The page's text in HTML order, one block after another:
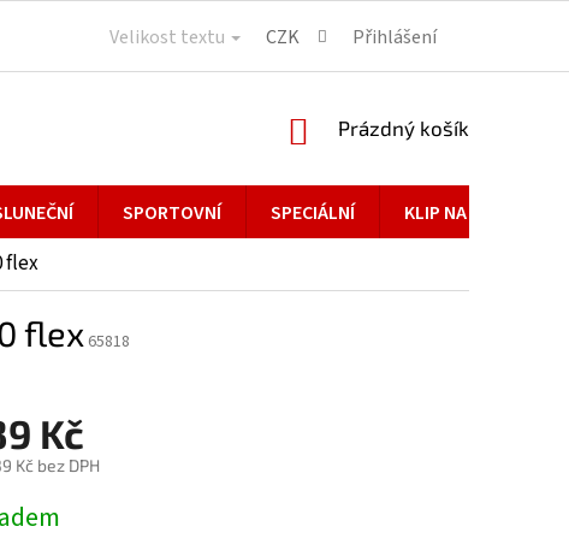
Velikost textu CZK Přihlášení
NÁKUPNÍ
Prázdný košík
SPORTOVNÍ SPECIÁLNÍ KLIP NA BRÝLE
flex
flex 65818
Kč
Kč bez DPH